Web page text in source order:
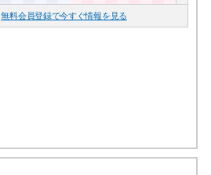
無料会員登録で今すぐ情報を見る